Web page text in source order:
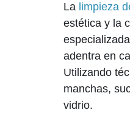
La limpieza
estética y la
adentra en
Utilizando
manchas,
vidrio.